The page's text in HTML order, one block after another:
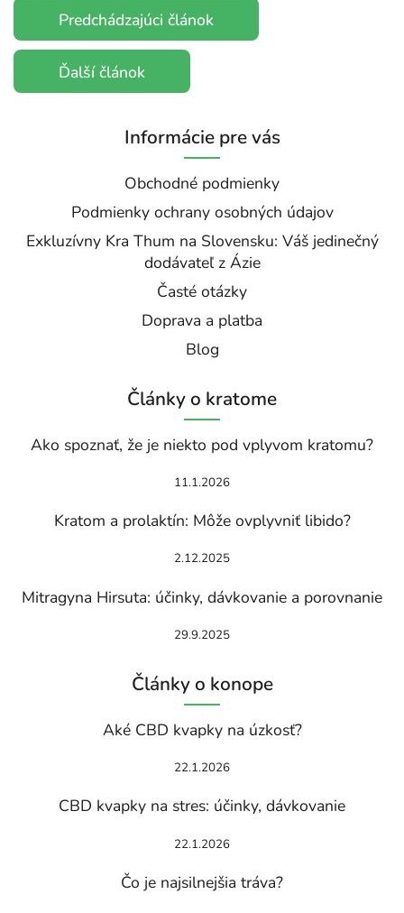
Predchádzajúci článok
Ďalší článok
Informácie pre vás
Obchodné podmienky
Podmienky ochrany osobných údajov
Exkluzívny Kra Thum na Slovensku: Váš jedinečný
dodávateľ z Ázie
Časté otázky
Doprava a platba
Blog
Články o kratome
Ako spoznať, že je niekto pod vplyvom kratomu?
11.1.2026
Kratom a prolaktín: Môže ovplyvniť libido?
2.12.2025
Mitragyna Hirsuta: účinky, dávkovanie a porovnanie
29.9.2025
Články o konope
Aké CBD kvapky na úzkosť?
22.1.2026
CBD kvapky na stres: účinky, dávkovanie
22.1.2026
Čo je najsilnejšia tráva?